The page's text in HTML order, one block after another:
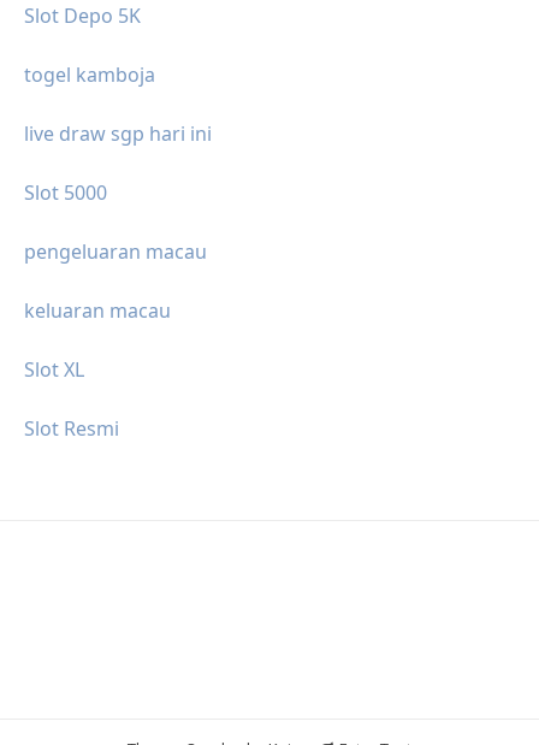
Slot Depo 5K
togel kamboja
live draw sgp hari ini
Slot 5000
pengeluaran macau
keluaran macau
Slot XL
Slot Resmi